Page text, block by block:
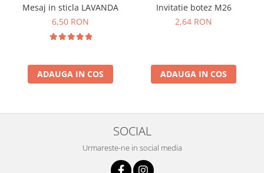
Mesaj in sticla LAVANDA
6,50 RON
ADAUGA IN COS
Invitatie botez M26
2,64 RON
ADAUGA IN COS
SOCIAL
Urmareste-ne in social media